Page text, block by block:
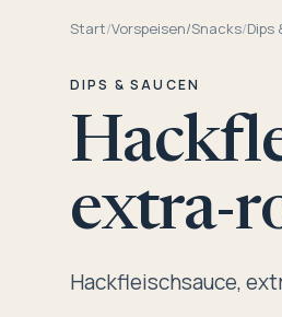
Start/Vorspeisen/Snacks/Dips
DIPS & SAUCEN
extra-
Hackfleischsauce,